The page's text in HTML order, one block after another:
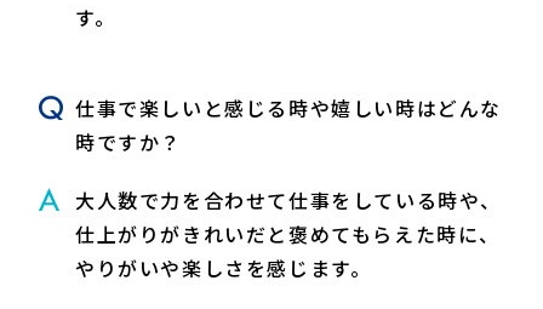
す。
仕事で楽しいと感じる時や嬉しい時はどんな
時ですか？
大人数で力を合わせて仕事をしている時や、
仕上がりがきれいだと褒めてもらえた時に、
やりがいや楽しさを感じます。